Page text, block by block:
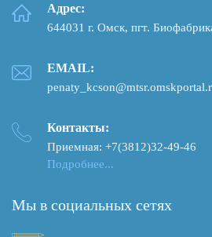
Адрес:
644031 г. Омск, пгт.
EMAIL:
Контакты:
Приемная: +7(3812)32-49-46
Подробнее...
Мы в социальных сетях